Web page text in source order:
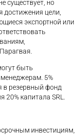
существует, но
цели,
экспортной или
быть
5%
в резервный фонд
капитала SRL.
инвестициям,